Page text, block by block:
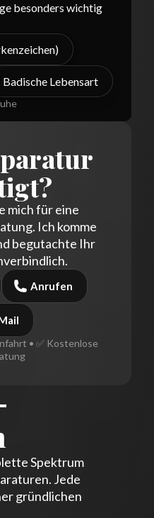
besonders wichtig
Badische Lebensart
mich für eine
Ich komme
begutachte Ihr
Anrufen
• ✅ Kostenlose
Spektrum
Jede
gründlichen